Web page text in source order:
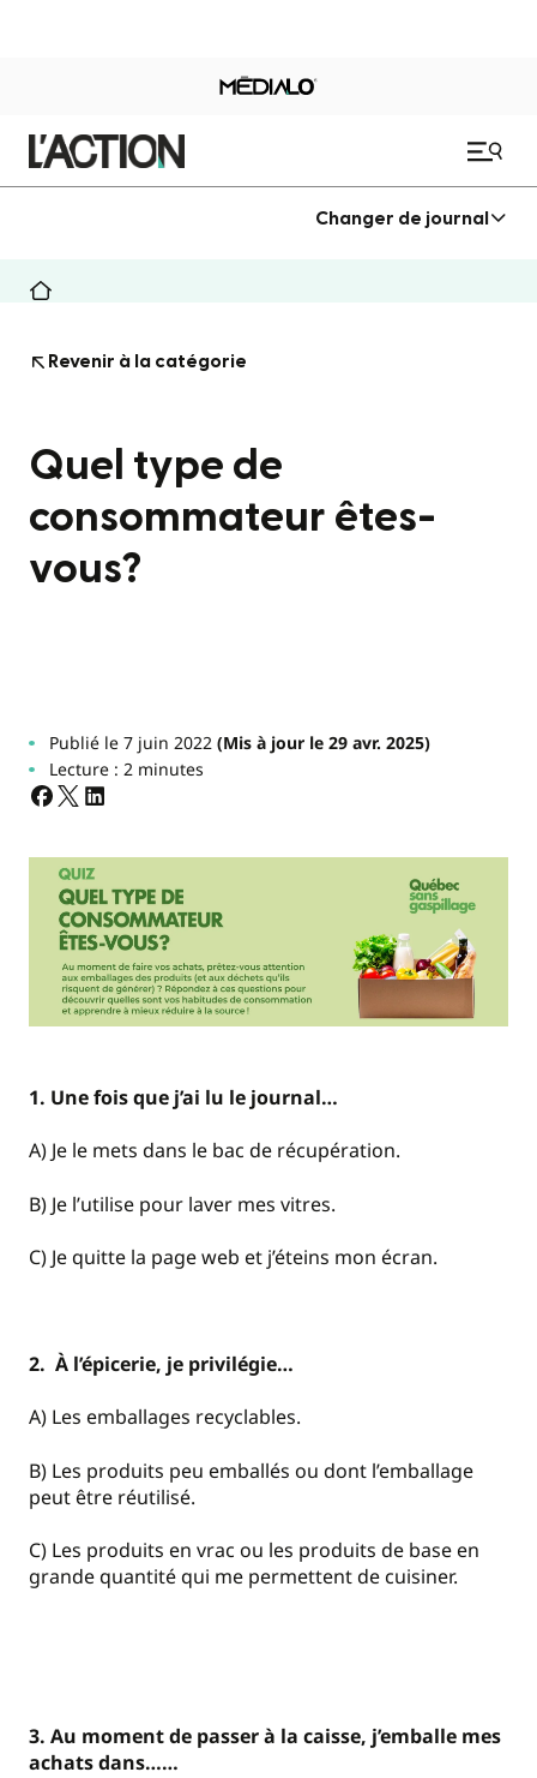
Changer de journal
Revenir à la catégorie
Quel type de
consommateur êtes-
vous?
Publié le 7 juin 2022(Mis à jour le 29 avr. 2025)
Lecture : 2 minutes
1. Une fois que j’ai lu le journal…
A) Je le mets dans le bac de récupération.
B) Je l’utilise pour laver mes vitres.
C) Je quitte la page web et j’éteins mon écran.
2. À l’épicerie, je privilégie…
A) Les emballages recyclables.
B) Les produits peu emballés ou dont l’emballage
peut être réutilisé.
C) Les produits en vrac ou les produits de base en
grande quantité qui me permettent de cuisiner.
3. Au moment de passer à la caisse, j’emballe mes
achats dans……